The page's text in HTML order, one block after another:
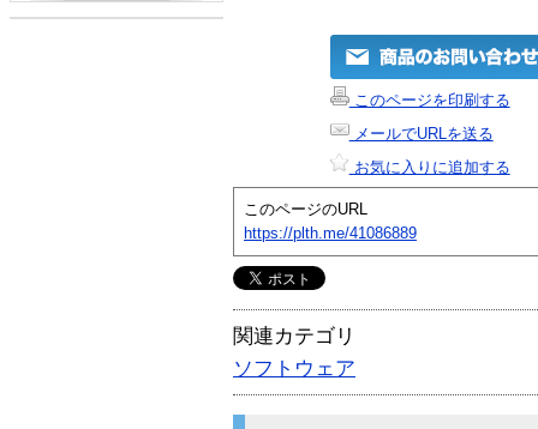
このページを印刷する
メールでURLを送る
お気に入りに追加する
このページのURL
https://plth.me/41086889
関連カテゴリ
ソフトウェア